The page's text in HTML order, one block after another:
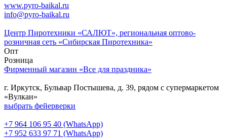
www.pyro-baikal.ru
info@pyro-baikal.ru
Центр Пиротехники «САЛЮТ», региональная оптово-
розничная сеть «Сибирская Пиротехника»
Опт
Розница
Фирменный магазин «Все для праздника»
г. Иркутск, Бульвар Постышева, д. 39, рядом с супермаркетом
«Вулкан»
выбрать фейерверки
+7 964 106 95 40 (WhatsApp)
+7 952 633 97 71 (WhatsApp)